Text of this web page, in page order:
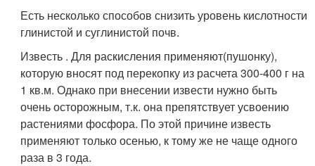
Есть несколько способов снизить уровень кислотности
глинистой и суглинистой почв.
Известь . Для раскисления применяют(пушонку),
которую вносят под перекопку из расчета 300-400 г на
1 кв.м. Однако при внесении извести нужно быть
очень осторожным, т.к. она препятствует усвоению
растениями фосфора. По этой причине известь
применяют только осенью, к тому же не чаще одного
раза в 3 года.